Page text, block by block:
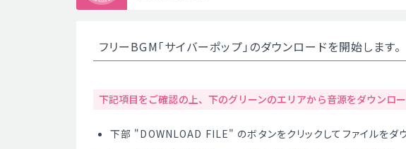
フリーBGM「サイバーポップ」のダウンロードを開始します。
下記項目をご確認の上、下のグリーンのエリアから音源をダウンロー
下部 "DOWNLOAD FILE" のボタンをクリックしてファイルをダ